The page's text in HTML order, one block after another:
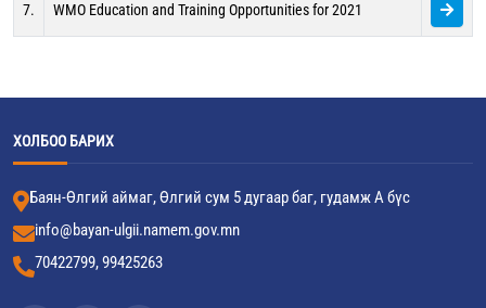
7. WMO Education and Training Opportunities for 2021
ХОЛБОО БАРИХ
Баян-Өлгий аймаг, Өлгий сум 5 дугаар баг, гудамж А бүс
info@bayan-ulgii.namem.gov.mn
70422799, 99425263